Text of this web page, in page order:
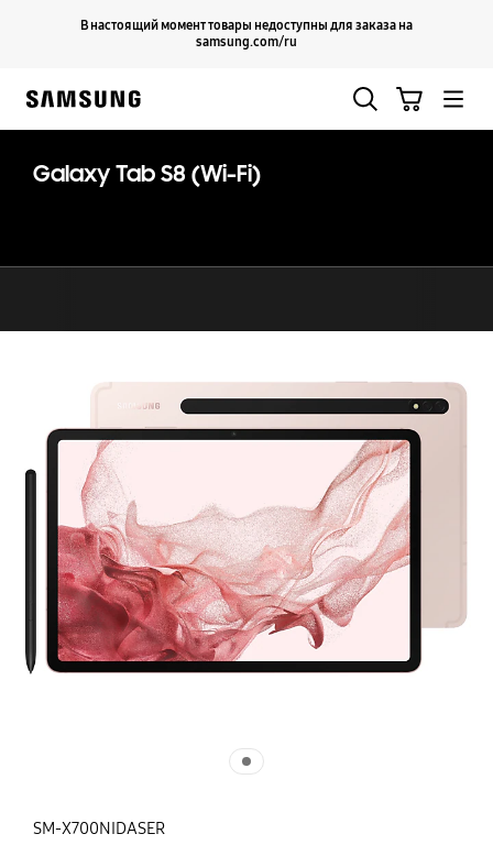
В настоящий момент товары недоступны для заказа на
samsung.com/ru
Продолжить
Galaxy Tab S8 (Wi-Fi)
SM-X700NIDASER